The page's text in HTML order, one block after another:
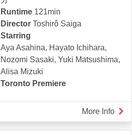
Runtime 121min
Director Toshirô Saiga
Starring
Aya Asahina, Hayato Ichihara,
Nozomi Sasaki, Yuki Matsushima,
Alisa Mizuki
Toronto Premiere
More Info
RED